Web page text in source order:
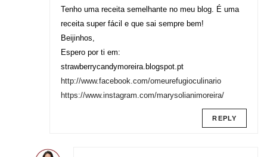
Tenho uma receita semelhante no meu blog. É uma
receita super fácil e que sai sempre bem!
Beijinhos,
Espero por ti em:
strawberrycandymoreira.blogspot.pt
http://www.facebook.com/omeurefugioculinario
https://www.instagram.com/marysolianimoreira/
REPLY